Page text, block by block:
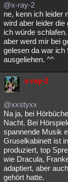
@x-ray-2
ne, kenn ich leider
wird aber leider
ich würde
aber werd mir bei
gelesen da war ich
ausgeliehen. ^^
x-ray-2
@xxstyxx
Na ja, bei
Nacht. Bei
spannende Musik
Gruselkabinett ist
produziert, top
wie Dracula,
adaptiert, aber
gehört hatte.